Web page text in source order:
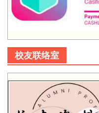
校友联络室